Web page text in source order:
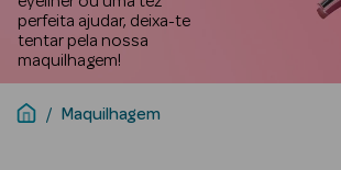
Beauty Season
Cosmética
Beauty Season
perfeita ajudar, deixa-te
tentar pela nossa
maquilhagem!
Maquilhagem